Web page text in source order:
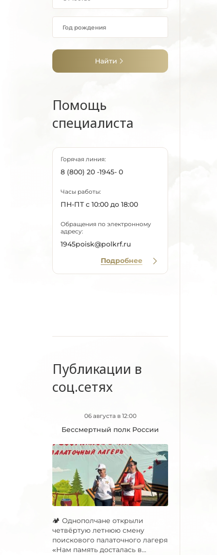
Найти
Помощь
специалиста
Горячая линия:
8 (800) 20 -1945- 0
Часы работы:
ПН-ПТ с 10:00 до 18:00
Обращения по электронному
адресу:
1945poisk@polkrf.ru
Подробнее
Публикации в
соц.сетях
06 августа в 12:00
Бессмертный полк России
🏕 Однополчане открыли
четвёртую летнюю смену
поискового палаточного лагеря
«Нам память досталась в...